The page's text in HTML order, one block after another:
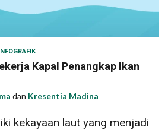
Kapal Penangkap Ikan
dan Kresentia Madina
kekayaan laut yang menjadi